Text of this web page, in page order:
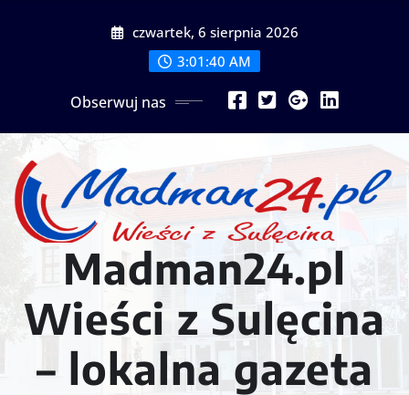
czwartek, 6 sierpnia 2026
3:01:42 AM
Obserwuj nas
Madman24.pl
Wieści z Sulęcina
– lokalna gazeta